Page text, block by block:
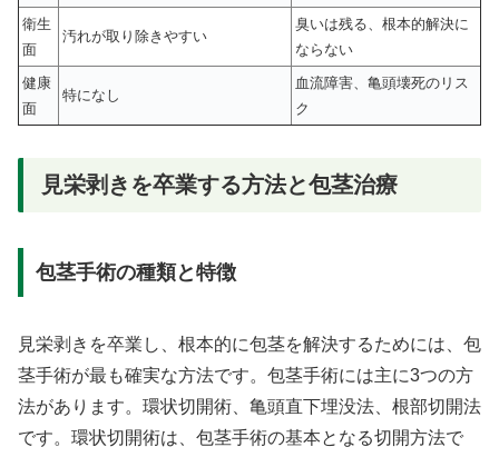
衛生
面
汚れが取り除きやすい
臭いは残る、根本的解決に
ならない
健康
面
特になし
血流障害、亀頭壊死のリス
ク
見栄剥きを卒業する方法と包茎治療
包茎手術の種類と特徴
見栄剥きを卒業し、根本的に包茎を解決するためには、包
茎手術が最も確実な方法です。包茎手術には主に3つの方
法があります。環状切開術、亀頭直下埋没法、根部切開法
です。環状切開術は、包茎手術の基本となる切開方法で